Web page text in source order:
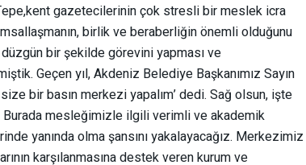
gazetecilerinin çok stresli bir meslek icra
birlik ve beraberliğin önemli olduğunu
bir şekilde görevini yapması ve
Geçen yıl, Akdeniz Belediye Başkanımız Sayın
bir basın merkezi yapalım’ dedi. Sağ olsun, işte
Burada mesleğimizle ilgili verimli ve akademik
yanında olma şansını yakalayacağız. Merkezimiz
karşılanmasına destek veren kurum ve